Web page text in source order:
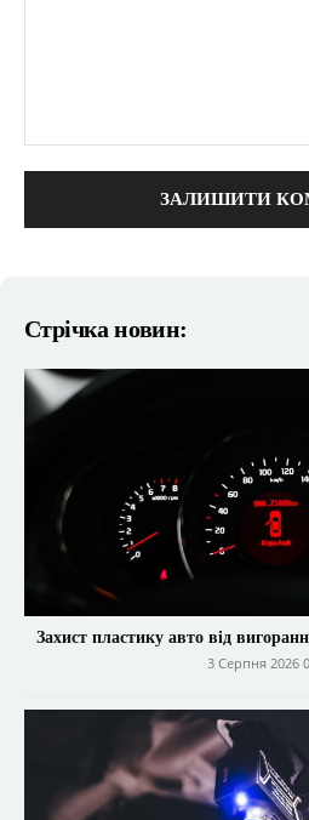
Стрічка новин:
Захист пластику авто від
3 Серпня 2026